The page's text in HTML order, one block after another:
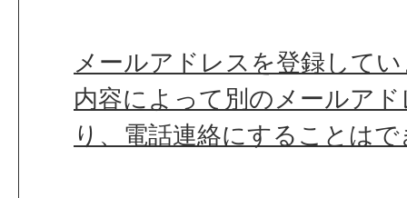
メールアドレスを登録して
内容によって別のメールア
り、電話連絡にすることは